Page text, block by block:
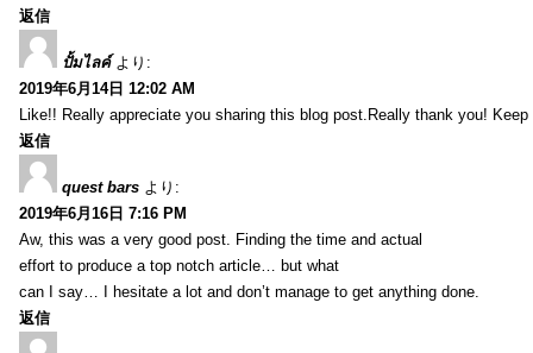
返信
ปั้มไลค์ より:
2019年6月14日 12:02 AM
Like!! Really appreciate you sharing this blog post.Really thank you! Keep
返信
quest bars より:
2019年6月16日 7:16 PM
Aw, this was a very good post. Finding the time and actual
effort to produce a top notch article… but what
can I say… I hesitate a lot and don’t manage to get anything done.
返信